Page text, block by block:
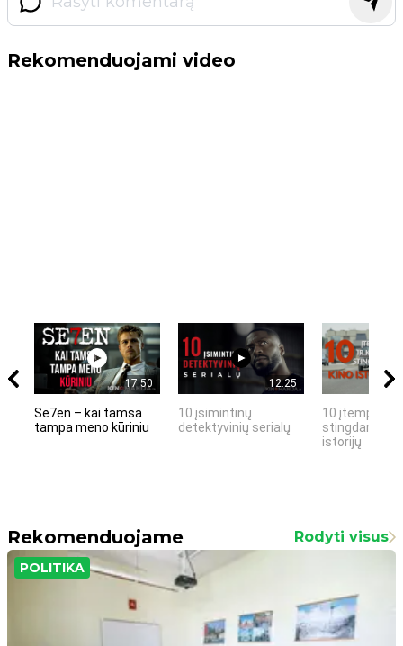
Rekomenduojami video
17:50
Se7en – kai tamsa
tampa meno kūriniu
12:25
10 įsimintinų
detektyvinių serialų
10 įtemptų,
stingdančių
istorijų
Rekomenduojame Rodyti visus
POLITIKA